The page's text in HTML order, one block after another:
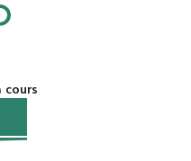
cours